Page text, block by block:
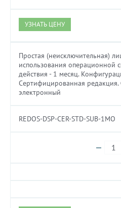
УЗНАТЬ ЦЕНУ
Простая (неисключительная)
использования операционной
действия - 1 месяц.
Сертифицированная
электронный
REDOS-DSP-CER-STD-SUB-1MO